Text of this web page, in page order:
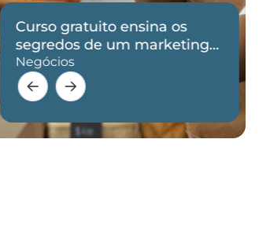
Curso gratuito ensina os
segredos de um marketing
eficaz
Negócios